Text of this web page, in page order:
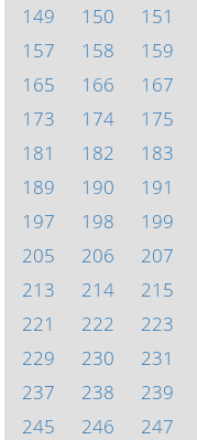
149
150 151
157
158 159
165
166 167
173
174 175
181
182 183
189
190 191
197
198 199
205
206 207
213
214 215
221
222 223
229
230 231
237
238 239
245
246 247